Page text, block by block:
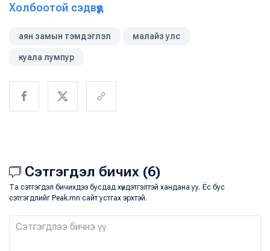
Холбоотой сэдвүүд
аян замын тэмдэглэл малайз улс
куала лумпур
Сэтгэгдэл бичих (6)
Та сэтгэгдэл бичихдээ бусдад хүндэтгэлтэй хандана уу. Ёс бус
сэтгэгдлийг Peak.mn сайт устгах эрхтэй.